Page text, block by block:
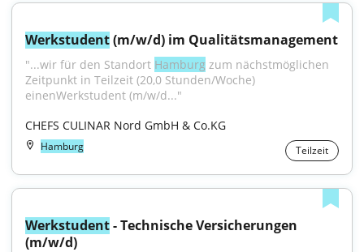
Werkstudent (m/w/d) im Qualitätsmanagement
"...wir für den Standort Hamburg zum nächstmöglichen
Zeitpunkt in Teilzeit (20,0 Stunden/Woche)
einenWerkstudent (m/w/d..."
CHEFS CULINAR Nord GmbH & Co.KG
Hamburg Teilzeit
Werkstudent - Technische Versicherungen
(m/w/d)